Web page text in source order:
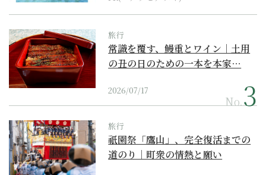
旅行
常識を覆す、鰻重とワイン｜土用
の丑の日のための一本を本家…
2026/07/17
No.
旅行
祇園祭「鷹山」、完全復活までの
道のり｜町衆の情熱と願い